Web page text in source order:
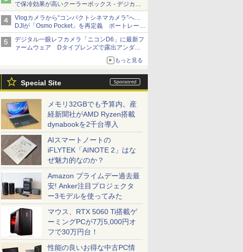
で保冷効果が高いクーラーボックス - デジカメ
Watch
Vlogカメラから“コンパクトシネマカメラ”へ…
DJIが「Osmo Pocket」を再定義 ポートレート
重視の映像設計に
デジタル一眼レフカメラ「ニコンD6」に最新フ
ァームウェア Dタイプレンズで露出アンダー
もっと見る
Special Site
メモリ32GBでも予算内。産
経新聞社がAMD Ryzen搭載
dynabookを2千台導入
AIスマートノートの
iFLYTEK「AINOTE 2」はな
ぜ魅力的なのか？
Amazon プライムデー過去最
安! Anker注目プロジェクタ
ー3モデルを使ってみた
マウス、RTX 5060 Ti搭載ゲ
ーミングPCが7万5,000円オ
フで30万円台！
性能の良いお得な中古PC情